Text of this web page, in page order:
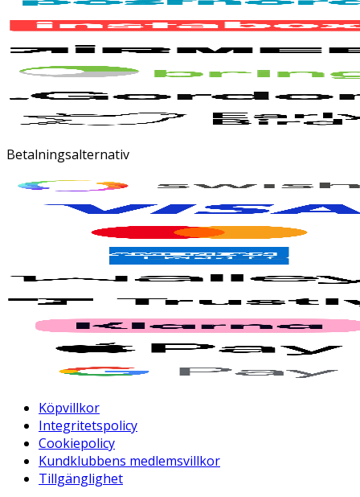
Betalningsalternativ
Köpvillkor
Integritetspolicy
Cookiepolicy
Kundklubbens medlemsvillkor
Tillgänglighet